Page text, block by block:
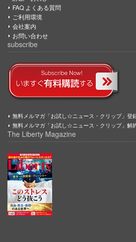
FAQ よくある質問
ご利用環境
会社案内
お問い合わせ
subscribe
無料メルマガ「お試し☆ニュース・クリップ」登
無料メルマガ「お試し☆ニュース・クリップ」解
The Liberty Magazine